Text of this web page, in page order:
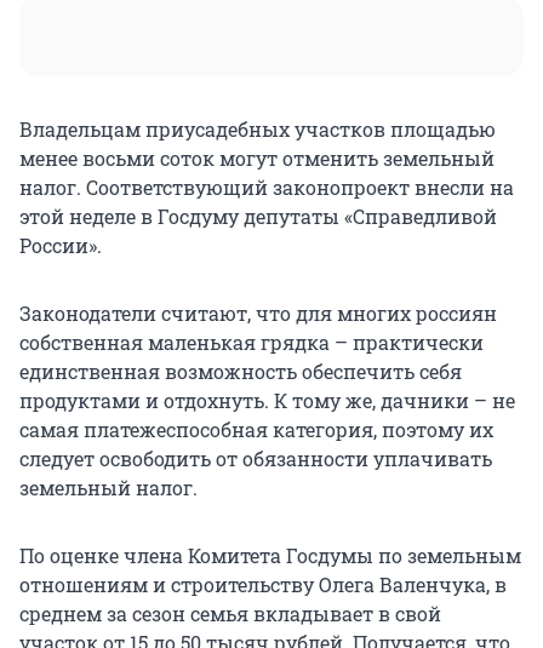
Владельцам приусадебных участков площадью
менее восьми соток могут отменить земельный
налог. Соответствующий законопроект внесли на
этой неделе в Госдуму депутаты «Справедливой
России».
Законодатели считают, что для многих россиян
собственная маленькая грядка – практически
единственная возможность обеспечить себя
продуктами и отдохнуть. К тому же, дачники – не
самая платежеспособная категория, поэтому их
следует освободить от обязанности уплачивать
земельный налог.
По оценке члена Комитета Госдумы по земельным
отношениям и строительству Олега Валенчука, в
среднем за сезон семья вкладывает в свой
участок от 15 до 50 тысяч рублей. Получается, что